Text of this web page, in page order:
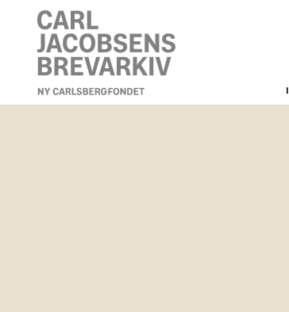
CARL JACOBSENS